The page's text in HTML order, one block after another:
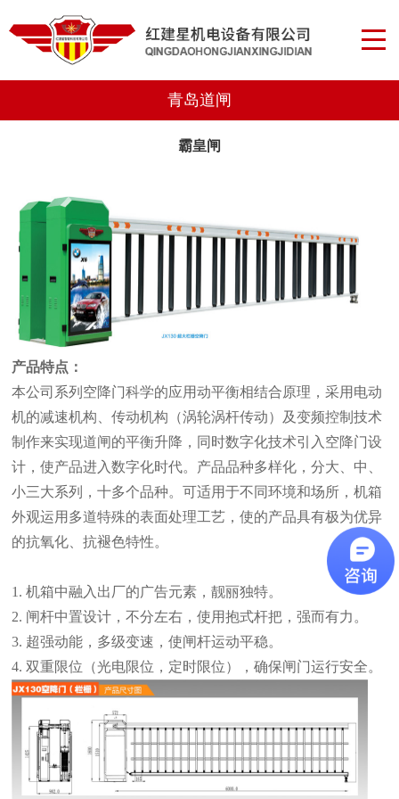
青岛道闸
霸皇闸
产品特点：
本公司系列空降门科学的应用动平衡相结合原理，采用电动
机的减速机构、传动机构（涡轮涡杆传动）及变频控制技术
制作来实现道闸的平衡升降，同时数字化技术引入空降门设
计，使产品进入数字化时代。产品品种多样化，分大、中、
小三大系列，十多个品种。可适用于不同环境和场所，机箱
外观运用多道特殊的表面处理工艺，使的产品具有极为优异
的抗氧化、抗褪色特性。
1. 机箱中融入出厂的广告元素，靓丽独特。
2. 闸杆中置设计，不分左右，使用抱式杆把，强而有力。
3. 超强动能，多级变速，使闸杆运动平稳。
4. 双重限位（光电限位，定时限位），确保闸门运行安全。